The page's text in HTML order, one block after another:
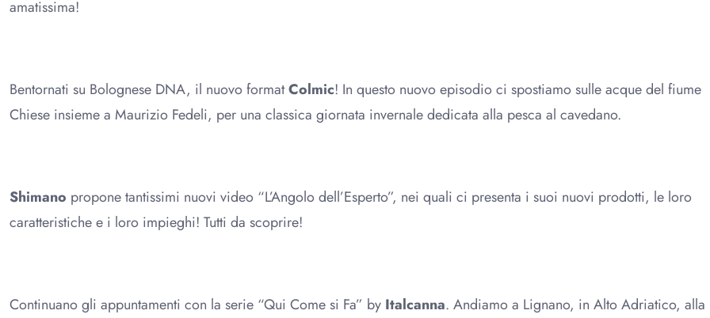
amatissima!
Bentornati su Bolognese DNA, il nuovo formatColmic! In questo nuovo episodio ci spostiamo sulle acque del fiume
Chiese insieme a Maurizio Fedeli, per una classica giornata invernale dedicata alla pesca al cavedano.
Shimano propone tantissimi nuovi video “L’Angolo dell’Esperto”, nei quali ci presenta i suoi nuovi prodotti, le loro
caratteristiche e i loro impieghi! Tutti da scoprire!
Continuano gli appuntamenti con la serie “Qui Come si Fa” by Italcanna. Andiamo a Lignano, in Alto Adriatico, alla